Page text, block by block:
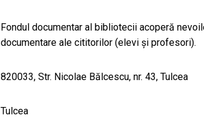
Fondul documentar al bibliotecii acoperă
documentare ale cititorilor (elevi și profesori).
820033, Str. Nicolae Bălcescu, nr. 43, Tulcea
Tulcea